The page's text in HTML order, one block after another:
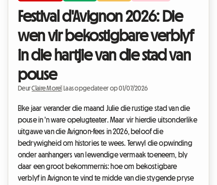
Festival d'Avignon 2026: Die
wen vir bekostigbare verblyf
in die hartjie van die stad van
pouse
DeurClaire Morel Laas opgedateer op 01/07/2026
Elke jaar verander die maand Julie die rustige stad van die
pouse in 'n ware opelugteater. Maar vir hierdie uitsonderlike
uitgawe van die Avignon-fees in 2026, beloof die
bedrywigheid om histories te wees. Terwyl die opwinding
onder aanhangers van lewendige vermaak toeneem, bly
daar een groot bekommernis: hoe om bekostigbare
verblyf in Avignon te vind te midde van die stygende pryse